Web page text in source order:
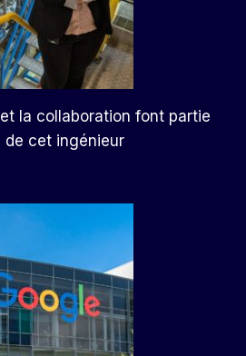
la collaboration font partie
de cet ingénieur